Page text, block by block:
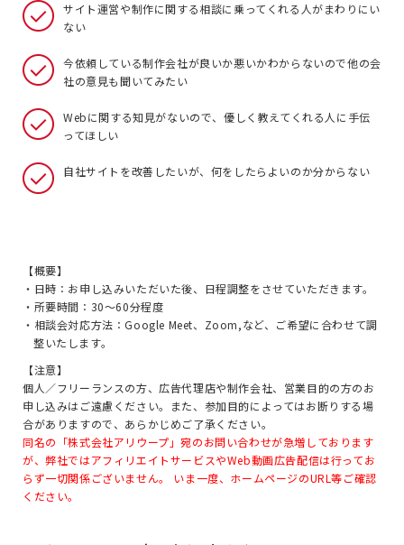
サイト運営や制作に関する相談に乗ってくれる人がまわりにい
ない
今依頼している制作会社が良いか悪いかわからないので他の会
社の意見も聞いてみたい
Webに関する知見がないので、優しく教えてくれる人に手伝
ってほしい
自社サイトを改善したいが、何をしたらよいのか分からない
【概要】
・日時：お申し込みいただいた後、日程調整をさせていただきます。
・所要時間：30～60分程度
・相談会対応方法：Google Meet、Zoom,など、ご希望に合わせて調
整いたします。
【注意】
個人／フリーランスの方、広告代理店や制作会社、営業目的の方のお
申し込みはご遠慮ください。また、参加目的によってはお断りする場
合がありますので、あらかじめご了承ください。
同名の「株式会社アリウープ」宛のお問い合わせが急増しております
が、弊社ではアフィリエイトサービスやWeb動画広告配信は行ってお
らず一切関係ございません。 いま一度、ホームページのURL等ご確認
ください。